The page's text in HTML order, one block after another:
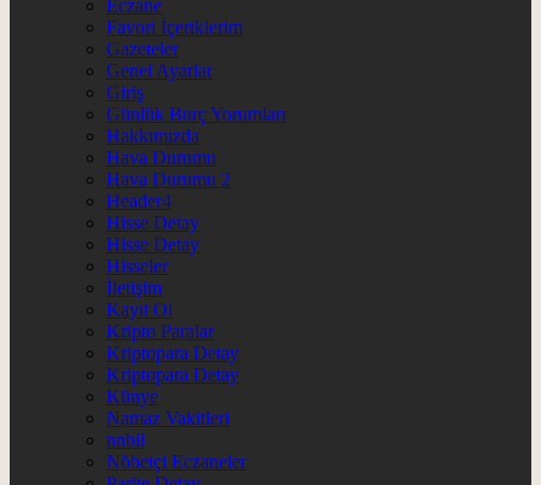
Eczane
Favori İçeriklerim
Gazeteler
Genel Ayarlar
Giriş
Günlük Burç Yorumları
Hakkımızda
Hava Durumu
Hava Durumu 2
Header4
Hisse Detay
Hisse Detay
Hisseler
İletişim
Kayıt Ol
Kripto Paralar
Kriptopara Detay
Kriptopara Detay
Künye
Namaz Vakitleri
nnbil
Nöbetçi Eczaneler